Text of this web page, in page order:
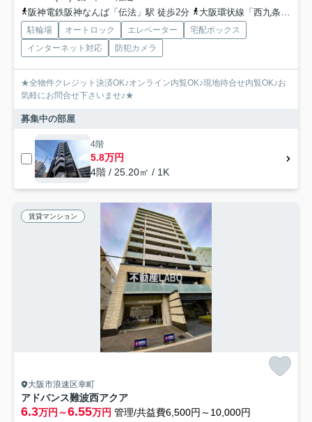
阪神電鉄阪神なんば「伝法」駅 徒歩2分
大阪環状線「西九条」駅 徒歩21分
駐輪場 オートロック エレベーター
宅配ボックス
インターネット対応
防犯カメラ
★全物件クレジット決済OK♪オンライン内覧OK♪現地待合せ内覧OK♪お
気軽にお問合せ下さいませ♪★
募集中の部屋
4階
5.8万円
4階 / 25.20㎡ / 1K
賃貸マンション
大阪市浪速区幸町
アドバンス難波西アクア
6.3万円～6.55万円 管理/共益費6,500円～10,000円